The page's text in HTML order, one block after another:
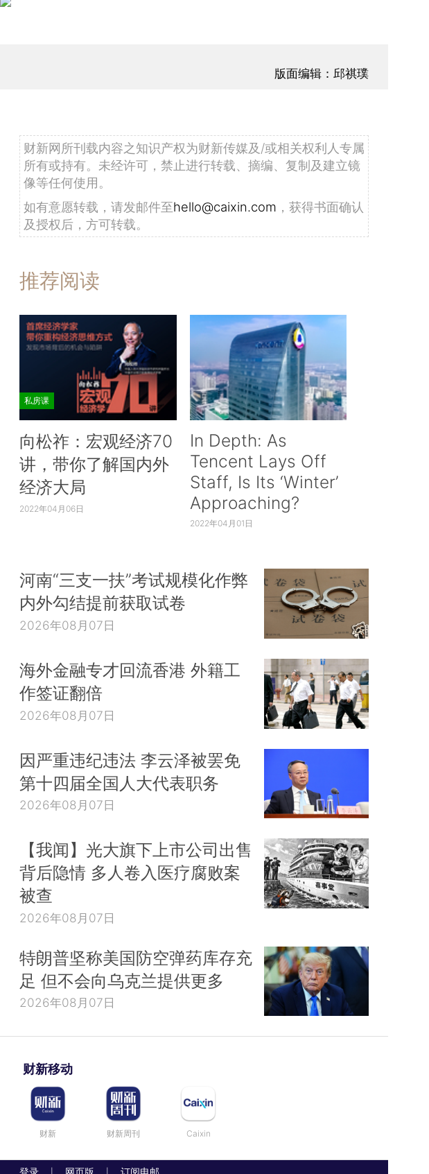
版面编辑：邱祺璞
财新网所刊载内容之知识产权为财新传媒及/或相关权利人专属
所有或持有。未经许可，禁止进行转载、摘编、复制及建立镜
像等任何使用。
如有意愿转载，请发邮件至hello@caixin.com ，获得书面确认
及授权后，方可转载。
推荐阅读
私房课
向松祚：宏观经济70
讲，带你了解国内外
经济大局
2022年04月06日
In Depth: As
Tencent Lays Off
Staff, Is Its ‘Winter’
Approaching?
2022年04月01日
河南“三支一扶”考试规模化作弊
内外勾结提前获取试卷
2026年08月07日
海外金融专才回流香港 外籍工
作签证翻倍
2026年08月07日
因严重违纪违法 李云泽被罢免
第十四届全国人大代表职务
2026年08月07日
【我闻】光大旗下上市公司出售
背后隐情 多人卷入医疗腐败案
被查
2026年08月07日
特朗普坚称美国防空弹药库存充
足 但不会向乌克兰提供更多
2026年08月07日
财新移动
财新 财新周刊 Caixin